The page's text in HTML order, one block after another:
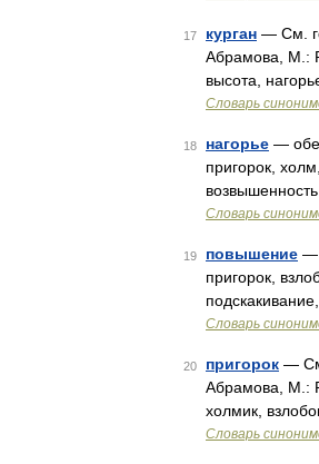
17 курган — См.
Абрамова, М.:
высота,
Словарь
18 нагорье —
пригорок,
Словарь
19 повышение —
пригорок,
Словарь
20 пригорок —
Абрамова, М.:
холмик,
Словарь